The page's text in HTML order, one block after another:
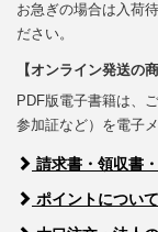
お急ぎの場合は入荷
ださい。
【オンライン発送の
PDF版電子書籍は、
参加証など）を電子
請求書・領収書
ポイントについて